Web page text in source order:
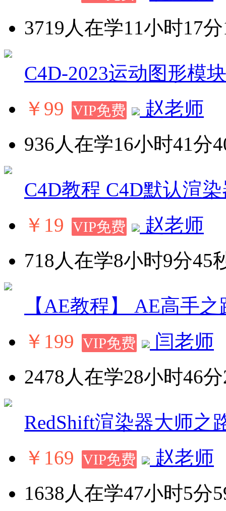
3719人在学11小时17
C4D-2023运动图形模
￥99 VIP免费
赵老师
936人在学16小时41分
C4D教程 C4D默认渲
￥19 VIP免费
赵老师
718人在学8小时9分45
【AE教程】 AE高手
￥199 VIP免费
闫老师
2478人在学28小时46
RedShift渲染器大师之
￥169 VIP免费
赵老师
1638人在学47小时5分